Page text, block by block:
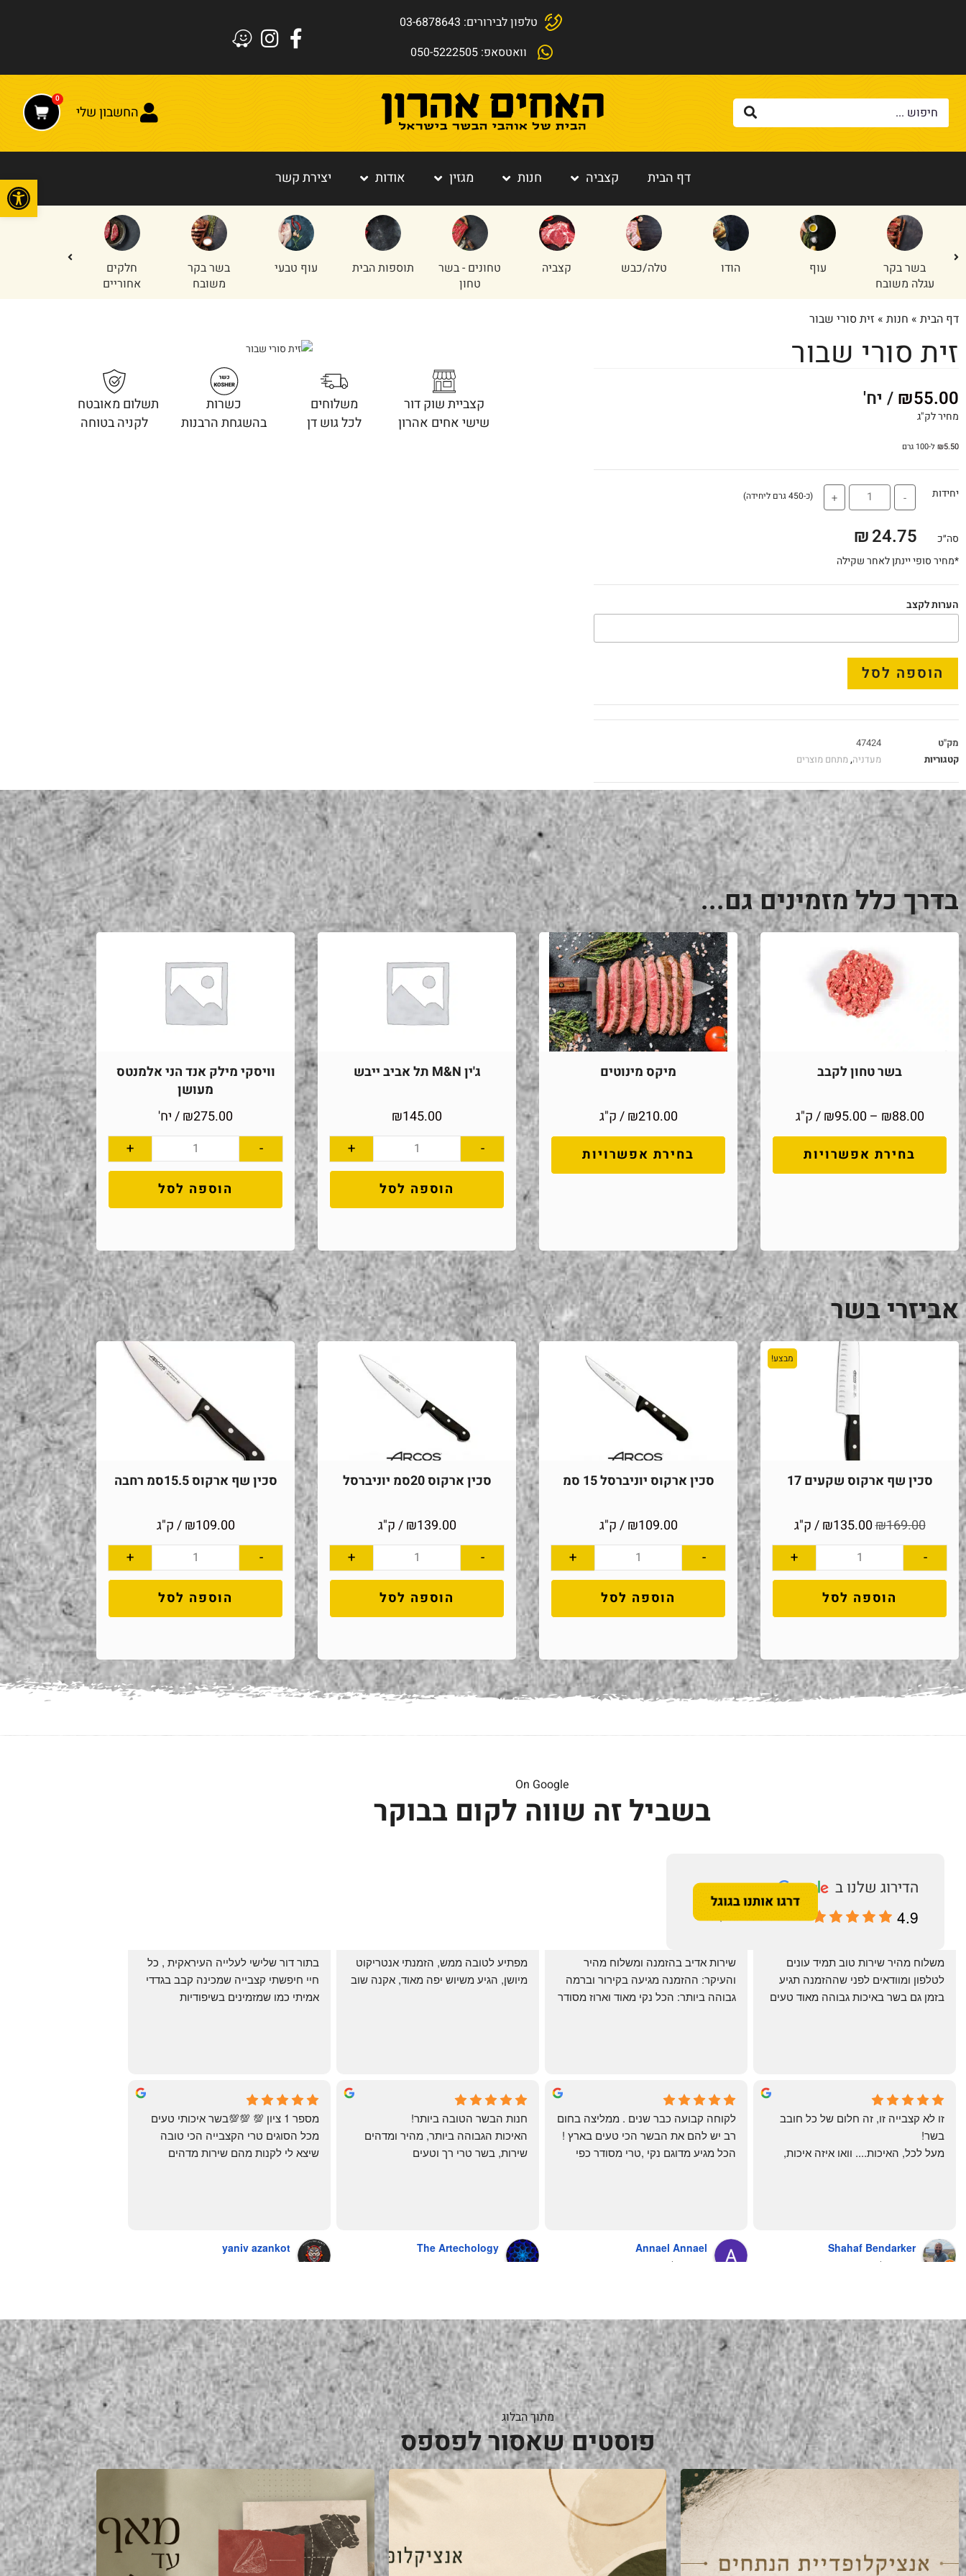
טלפון לבירורים: 03-6878643
וואטסאפ: 050-5222505
החשבון שלי
0
דף הבית קצביה חנות מגזין אודות יצירת קשר
בשר בקר
עגלה משובח
עוף הודו טלה/כבש קצביה
טחונים - בשר
טחון
תוספות הבית עוף טבעי
בשר בקר
משובח
חלקים
אחוריים
דף הבית » חנות » זית סורי שבור
זית סורי שבור
₪55.00 / יח'
מחיר לק"ג
₪5.50 ל-100 גרם
יחידות -
+ (כ-450 גרם ליחידה)
סה״כ 24.75
₪
*מחיר סופי יינתן לאחר שקילה
הערות לקצב
הוספה לסל
מק"ט
47424
קטגוריות
מעדניה,מתחם מוצרים
קצביית שוק דור
שישי אחים אהרון
משלוחים
לכל גוש דן
כשרות
בהשגחת הרבנות
תשלום מאובטח
לקניה בטוחה
בדרך כלל מזמינים גם...
בשר טחון לקבב
₪88.00
–
₪95.00
/ ק"ג
בחירת אפשרויות
מיקס מינוטים
₪210.00
/ ק"ג
בחירת אפשרויות
ג'ין M&N תל אביב ייבש
₪145.00
-
+
הוספה לסל
וויסקי מילק אנד הני אלמנטס
מעושן
₪275.00 / יח'
-
+
הוספה לסל
אביזרי בשר
מבצע!
סכין שף ארקוס שקעים 17
₪169.00
₪135.00 / ק"ג
-
+
הוספה לסל
סכין ארקוס יוניברסל 15 סמ
₪109.00 / ק"ג
-
+
הוספה לסל
סכין ארקוס 20סמ יוניברסל
₪139.00 / ק"ג
-
+
הוספה לסל
סכין שף ארקוס 15.5סמ רחבה
₪109.00 / ק"ג
-
+
הוספה לסל
On Google
בשביל זה שווה לקום בבוקר
4.9
May Azulay
a month ago
michal gottfried
4 months ago
שי
4 months ago
מיושן, הגיע משיוש יפה מאוד, אקנה שוב
Yonatan Menashe
6 months ago
Shahaf Bendarker
בשר!
אהרון' איך מנהלים עסק ושירות לקוחות
Annael Annael
The Artechology
חנות הבשר הטובה ביותר!
האיכות הגבוהה ביותר, מהיר ומדהים
שירות, בשר טרי רך וטעים
yaniv azankot
מתוך הבלוג
פוסטים שאסור לפספס